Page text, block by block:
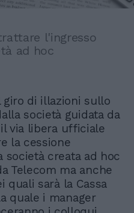
l'ingresso
ad hoc
di illazioni sullo
società guidata da
via libera ufficiale
la cessione
creata ad hoc
Telecom ma anche
quali sarà la Cassa
quale i manager